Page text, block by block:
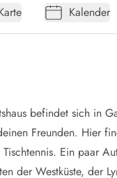
Kalender
befindet sich in
Freunden. Hier
Ein paar
der Westküste, der